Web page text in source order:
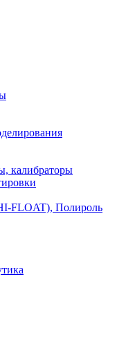
калибраторы
FLOAT), Полироль